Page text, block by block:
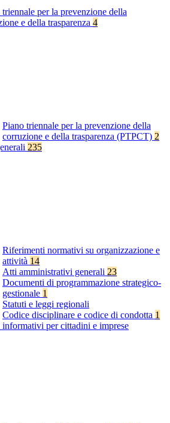
triennale per la prevenzione della
e della trasparenza 4
Piano triennale per la prevenzione della
corruzione e della trasparenza (PTPCT) 2
235
Riferimenti normativi su organizzazione e
attività 14
Atti amministrativi generali 23
Documenti di programmazione strategico-
gestionale 1
Statuti e leggi regionali
Codice disciplinare e codice di condotta 1
informativi per cittadini e imprese